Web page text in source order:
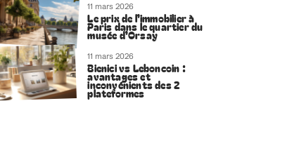
11 mars 2026
Le prix de l’immobilier à
Paris dans le quartier du
musée d’Orsay
11 mars 2026
Bienici vs Leboncoin :
avantages et
inconvénients des 2
plateformes